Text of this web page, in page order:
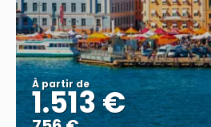
À partir de
1.513 €